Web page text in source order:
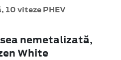
10 viteze PHEV
nemetalizată,
White